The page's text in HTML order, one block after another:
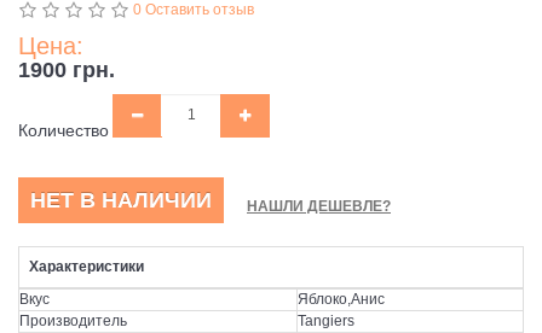
0 Оставить отзыв
Цена:
1900 грн.
Количество
НЕТ В НАЛИЧИИ НАШЛИ ДЕШЕВЛЕ?
Характеристики
Вкус
Яблоко,Анис
Производитель
Tangiers